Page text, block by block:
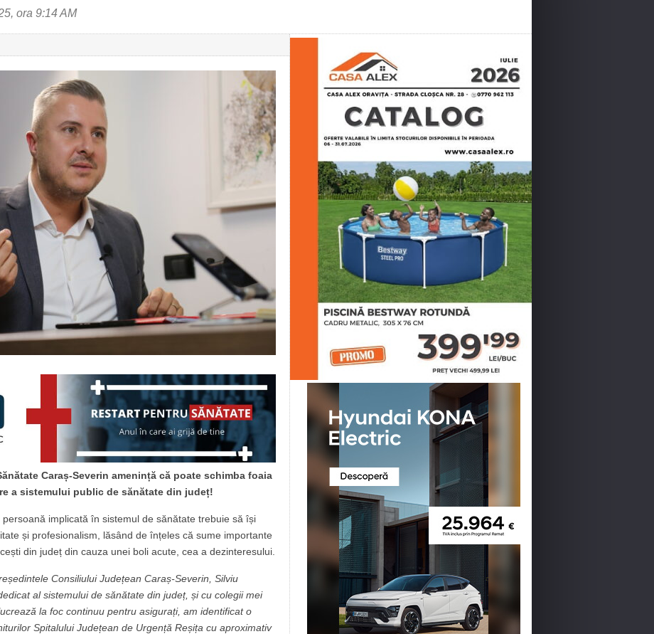
ora 9:14 AM
Caraș-Severin amenință că poate schimba foaia
a sistemului public de sănătate din județ!
implicată în sistemul de sănătate trebuie să își
și profesionalism, lăsând de înțeles că sume importante
din județ din cauza unei boli acute, cea a dezinteresului.
Consiliului Județean Caraș-Severin, Silviu
al sistemului de sănătate din județ, și cu colegii mei
la foc continuu pentru asigurați, am identificat o
Spitalului Județean de Urgență Reșița cu aproximativ